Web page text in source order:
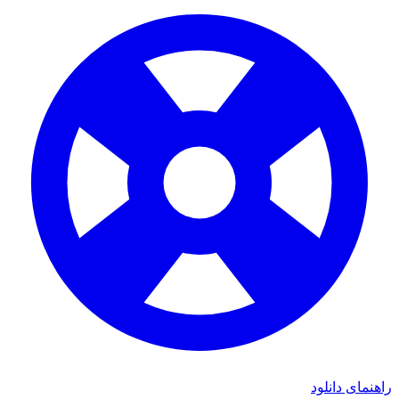
دانلود